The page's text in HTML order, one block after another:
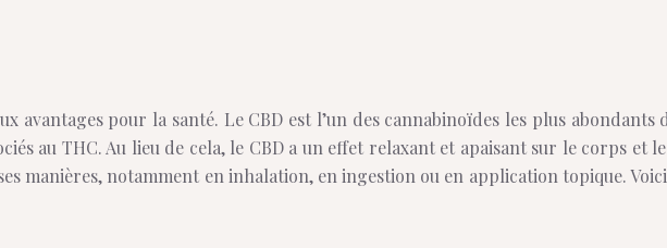
pour la santé. Le CBD est l’un des cannabinoïdes les plus
au THC. Au lieu de cela, le CBD a un effet relaxant et apaisant sur le corps et
manières, notamment en inhalation, en ingestion ou en application topique.